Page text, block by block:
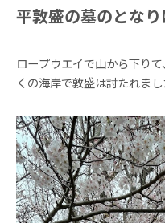
平敦盛の墓のとなり
ロープウエイで山から下り
くの海岸で敦盛は討たれまし